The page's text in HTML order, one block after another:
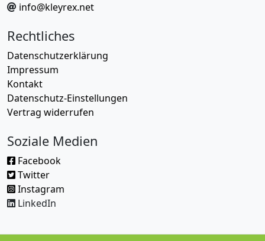
info@kleyrex.net
Rechtliches
Datenschutzerklärung
Impressum
Kontakt
Datenschutz-Einstellungen
Vertrag widerrufen
Soziale Medien
Facebook
Twitter
Instagram
LinkedIn